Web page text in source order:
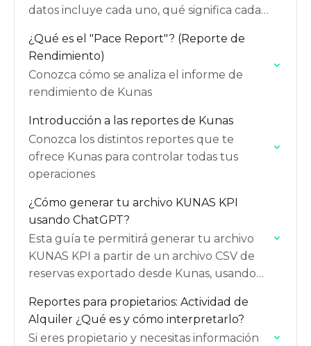
datos incluye cada uno, qué significa cada
¿Qué es el "Pace Report"? (Reporte de
Rendimiento)
Conozca cómo se analiza el informe de
rendimiento de Kunas
Introducción a las reportes de Kunas
Conozca los distintos reportes que te
ofrece Kunas para controlar todas tus
operaciones
¿Cómo generar tu archivo KUNAS KPI
usando ChatGPT?
Esta guía te permitirá generar tu archivo
KUNAS KPI a partir de un archivo CSV de
reservas exportado desde Kunas, usando
estándar oficial KUNAS.
Reportes para propietarios: Actividad de
Alquiler ¿Qué es y cómo interpretarlo?
Si eres propietario y necesitas información